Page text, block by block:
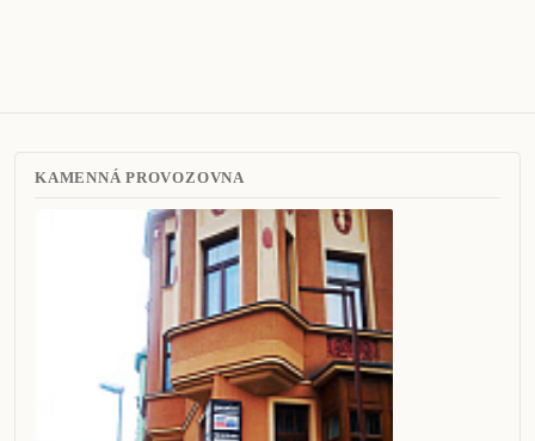
KAMENNÁ PROVOZOVNA